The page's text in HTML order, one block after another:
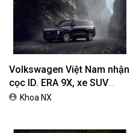
Volkswagen Việt Nam nhận
cọc ID. ERA 9X, xe SUV
EREV dự kiến giá dưới 3 tỷ
Khoa NX